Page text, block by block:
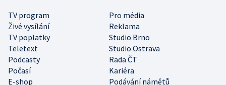
TV program
Pro média
Živé vysílání
Reklama
TV poplatky
Studio Brno
Teletext
Studio Ostrava
Podcasty
Rada ČT
Počasí
Kariéra
E-shop
Podávání námětů